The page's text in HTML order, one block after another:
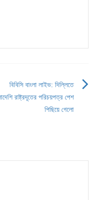
বিবিসি বাংলা লাইভ: দিল্লিতে
রাষ্ট্রদূতের পরিচয়পত্র পেশ
পিছিয়ে গেলো